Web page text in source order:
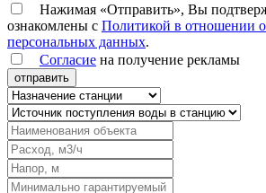
Нажимая «Отправить», Вы
ознакомлены с Политикой в отношении
персональных данных.
Согласие на получение рекламы
отправить